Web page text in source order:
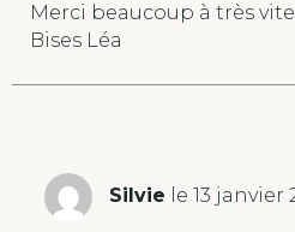
Merci beaucoup à très vite
Bises Léa
Silvie le 13 janvier